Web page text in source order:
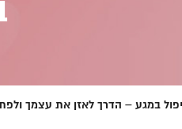
במגע – הדרך לאזן את עצמך